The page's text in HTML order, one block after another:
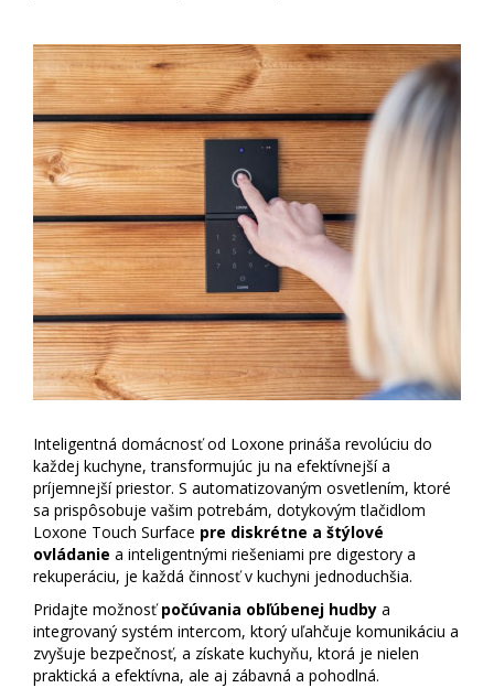
Inteligentná domácnosť od Loxone prináša revolúciu do
každej kuchyne, transformujúc ju na efektívnejší a
príjemnejší priestor. S automatizovaným osvetlením, ktoré
sa prispôsobuje vašim potrebám, dotykovým tlačidlom
Loxone Touch Surface pre diskrétne a štýlové
ovládanie a inteligentnými riešeniami pre digestory a
rekuperáciu, je každá činnosť v kuchyni jednoduchšia.
Pridajte možnosťpočúvania obľúbenej hudby a
integrovaný systém intercom, ktorý uľahčuje komunikáciu a
zvyšuje bezpečnosť, a získate kuchyňu, ktorá je nielen
praktická a efektívna, ale aj zábavná a pohodlná.